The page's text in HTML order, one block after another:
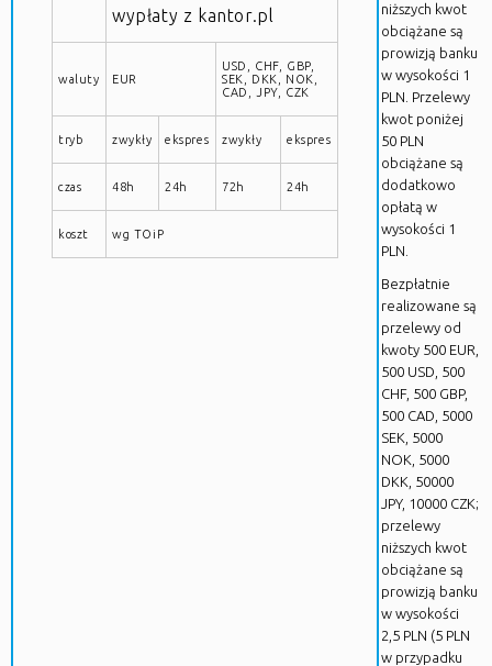
wypłaty z kantor.pl
waluty EUR
USD, CHF, GBP,
SEK, DKK, NOK,
CAD, JPY, CZK
tryb zwykły ekspres zwykły ekspres
czas 48h 24h 72h 24h
koszt wg TOiP
niższych kwot
obciążane są
prowizją banku
w wysokości 1
PLN. Przelewy
kwot poniżej
50 PLN
obciążane są
dodatkowo
opłatą w
wysokości 1
PLN.
Bezpłatnie
realizowane są
przelewy od
kwoty 500 EUR,
500 USD, 500
CHF, 500 GBP,
500 CAD, 5000
SEK, 5000
NOK, 5000
DKK, 50000
JPY, 10000 CZK;
przelewy
niższych kwot
obciążane są
prowizją banku
w wysokości
2,5 PLN (5 PLN
w przypadku